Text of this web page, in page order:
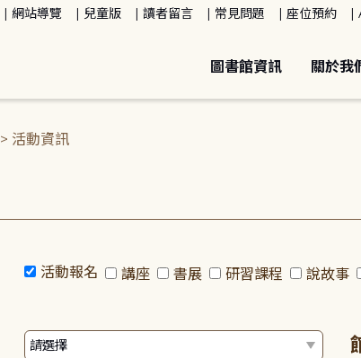
網站導覽 兒童版 讀者留言 常見問題 座位預約
圖書館資訊 關於我
> 活動資訊
活動報名 講座 書展 研習課程 說故事